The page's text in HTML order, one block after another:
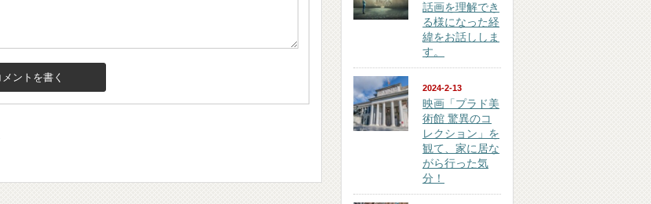
話画を理解でき
る様になった経
緯をお話ししま
す。
2024-2-13
映画「プラド美
術館 驚異のコ
レクション」を
観て、家に居な
がら行った気
分！